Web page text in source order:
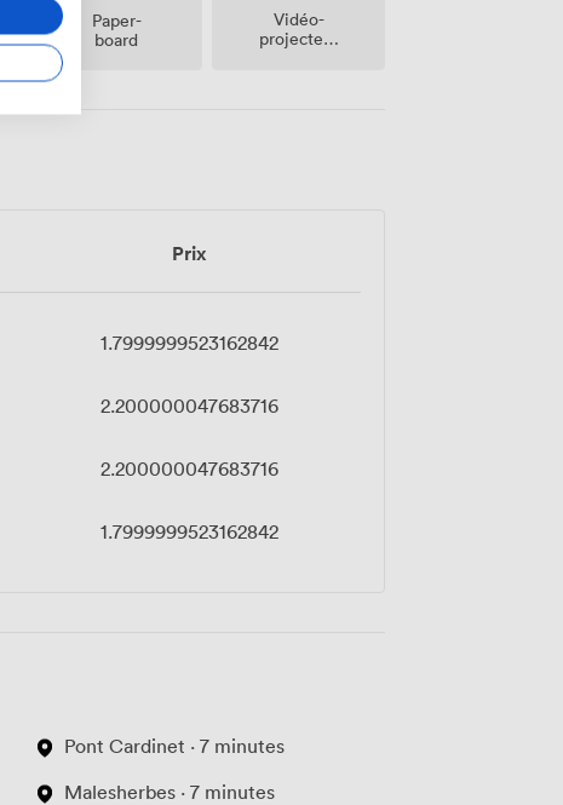
Paper-
board
Vidéo-
projecteur
Prix
1.7999999523162842
2.200000047683716
2.200000047683716
1.7999999523162842
Pont Cardinet · 7 minutes
Malesherbes · 7 minutes